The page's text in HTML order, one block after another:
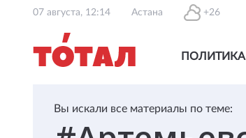
07 августа, 12:14 Астана +26
ПОЛИТИКА
Вы искали все материалы по теме: